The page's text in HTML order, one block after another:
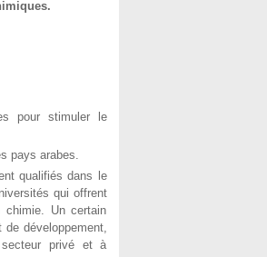
pour stimuler le
pays arabes.
qualifiés dans le
qui offrent
chimie. Un certain
développement,
privé et à